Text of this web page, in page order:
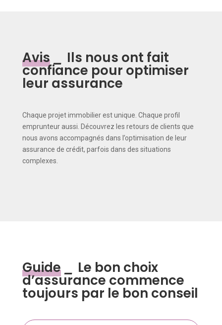
Avis _ Ils nous ont fait
confiance pour optimiser
leur assurance
Chaque projet immobilier est unique. Chaque profil
emprunteur aussi. Découvrez les retours de clients que
nous avons accompagnés dans l’optimisation de leur
assurance de crédit, parfois dans des situations
complexes.
Guide _ Le bon choix
d’assurance commence
toujours par le bon conseil